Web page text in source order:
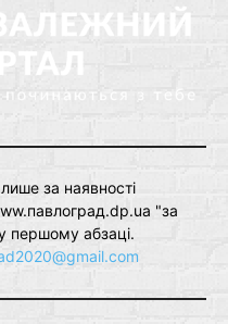
за наявності
"за
першому абзаці.